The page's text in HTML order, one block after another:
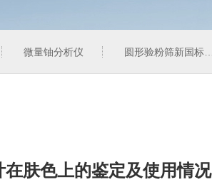
微量铀分析仪 圆形验粉筛新国标型
在肤色上的鉴定及使用情况